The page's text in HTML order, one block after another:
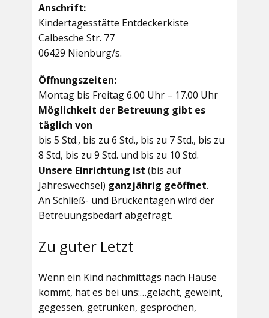
Anschrift:
Kindertagesstätte Entdeckerkiste
Calbesche Str. 77
06429 Nienburg/s.
Öffnungszeiten:
Montag bis Freitag 6.00 Uhr – 17.00 Uhr
Möglichkeit der Betreuung gibt es
täglich von
bis 5 Std., bis zu 6 Std., bis zu 7 Std., bis zu
8 Std, bis zu 9 Std. und bis zu 10 Std.
Unsere Einrichtung ist (bis auf
Jahreswechsel) ganzjährig geöffnet.
An Schließ- und Brückentagen wird der
Betreuungsbedarf abgefragt.
Zu guter Letzt
Wenn ein Kind nachmittags nach Hause
kommt, hat es bei uns:…gelacht, geweint,
gegessen, getrunken, gesprochen,